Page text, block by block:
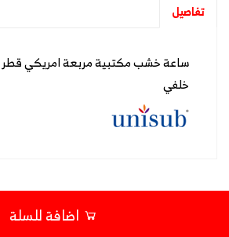
تفاصيل
خلفي
اضافة للسلة